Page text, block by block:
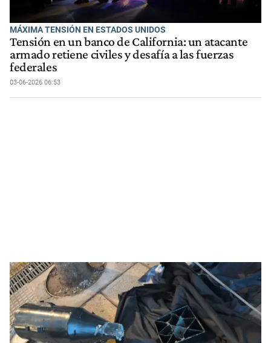
MÁXIMA TENSIÓN EN ESTADOS UNIDOS
Tensión en un banco de California: un atacante
armado retiene civiles y desafía a las fuerzas
federales
03-06-2026 06:53